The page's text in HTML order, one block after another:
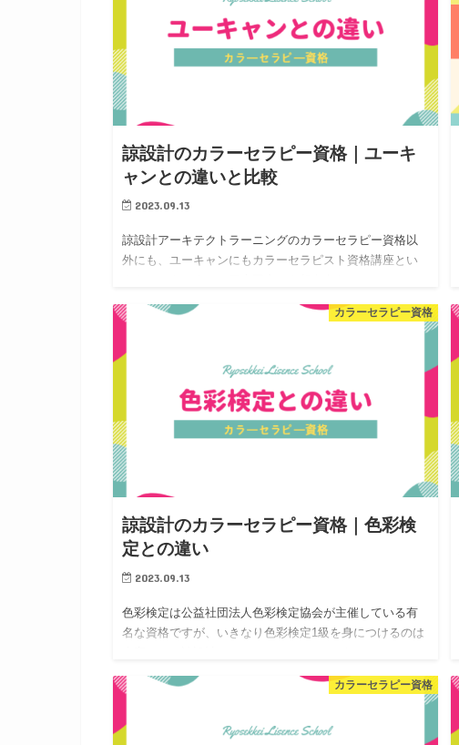
諒設計のカラーセラピー資格｜ユーキ
ャンとの違いと比較
2023.09.13
諒設計アーキテクトラーニングのカラーセラピー資格以
外にも、ユーキャンにもカラーセラピスト資格講座とい
になっているようです…
カラーセラピー資格
諒設計のカラーセラピー資格｜色彩検
定との違い
2023.09.13
色彩検定は公益社団法人色彩検定協会が主催している有
名な資格ですが、いきなり色彩検定1級を身につけるのは
っかり学べて、セラ…
カラーセラピー資格